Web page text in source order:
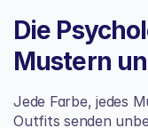
Die
Mustern
Jede Farbe, jedes
Outfits senden